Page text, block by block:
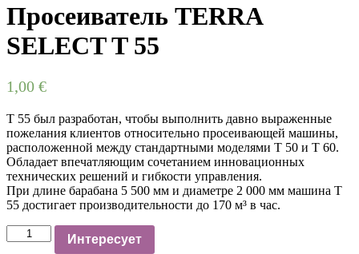
Просеиватель TERRA
SELECT T 55
1,00 €
T 55 был разработан, чтобы выполнить давно выраженные
пожелания клиентов относительно просеивающей машины,
расположенной между стандартными моделями T 50 и T 60.
Обладает впечатляющим сочетанием инновационных
технических решений и гибкости управления.
При длине барабана 5 500 мм и диаметре 2 000 мм машина T
55 достигает производительности до 170 м³ в час.
Просеиватель
TERRA
Интересует